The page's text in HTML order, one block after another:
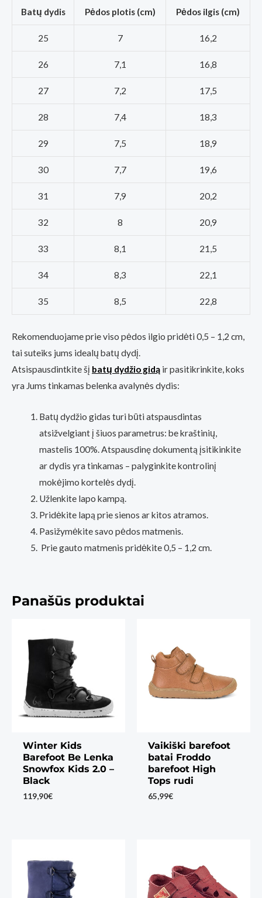
Batų dydis Pėdos plotis (cm) Pėdos ilgis (cm)
25 7 16,2
26 7,1 16,8
27 7,2 17,5
28 7,4 18,3
29 7,5 18,9
30 7,7 19,6
31 7,9 20,2
32 8 20,9
33 8,1 21,5
34 8,3 22,1
35 8,5 22,8
Rekomenduojame prie viso pėdos ilgio pridėti 0,5 – 1,2 cm,
tai suteiks jums idealų batų dydį.
Atsispausdintkite šį batų dydžio gidą ir pasitikrinkite, koks
yra Jums tinkamas belenka avalynės dydis:
Batų dydžio gidas turi būti atspausdintas
atsižvelgiant į šiuos parametrus: be kraštinių,
mastelis 100%. Atspausdinę dokumentą įsitikinkite
ar dydis yra tinkamas – palyginkite kontrolinį
mokėjimo kortelės dydį.
Užlenkite lapo kampą.
Pridėkite lapą prie sienos ar kitos atramos.
Pasižymėkite savo pėdos matmenis.
Prie gauto matmenis pridėkite 0,5 – 1,2 cm.
Panašūs produktai
Winter Kids
Barefoot Be Lenka
Snowfox Kids 2.0 –
Black
119,90€
Vaikiški barefoot
batai Froddo
barefoot High
Tops rudi
65,99€